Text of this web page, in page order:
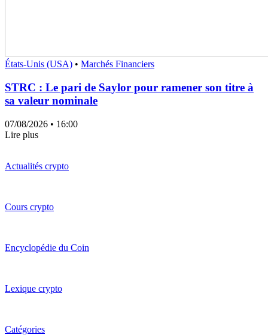
États-Unis (USA) • Marchés Financiers
STRC : Le pari de Saylor pour ramener son titre à
sa valeur nominale
07/08/2026 • 16:00
Lire plus
Actualités crypto
Cours crypto
Encyclopédie du Coin
Lexique crypto
Catégories